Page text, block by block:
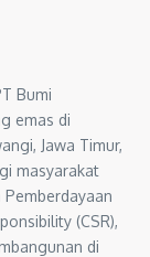
Bumi
emas di
Jawa Timur,
masyarakat
(CSR),
di